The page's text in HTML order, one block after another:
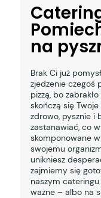
na
Brak Ci już
zjedzenie czegoś
pizzą, bo
skończą się
zdrowo, pysznie i
zastanawiać, co
skomponowane
swojemu
unikniesz
zajmiemy się
naszym
ważne – albo na